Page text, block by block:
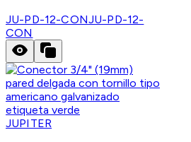
JU-PD-12-CONJU-PD-12-
CON
JUPITER